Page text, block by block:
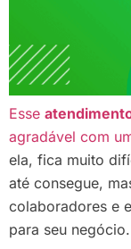
Esse
agradável com
ela, fica muito
até consegue,
colaboradores e
para seu negócio.